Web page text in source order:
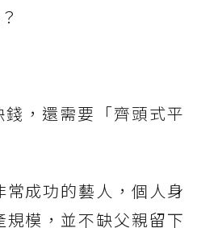
，還需要「齊頭式平
成功的藝人，個人身
模，並不缺父親留下